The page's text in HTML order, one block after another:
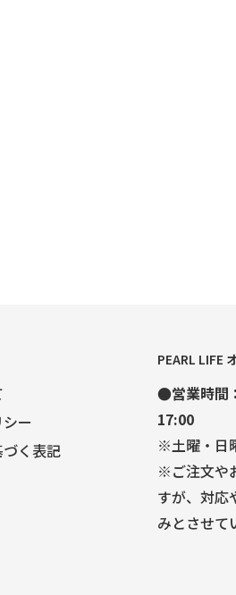
ー
く表記
PEARL LIFE
●営業時間
17:00
※土曜・日
※ご注文や
すが、対応
みとさせて